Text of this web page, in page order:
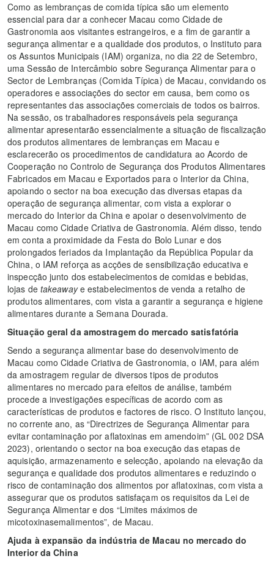
Como as lembranças de comida típica são um elemento
essencial para dar a conhecer Macau como Cidade de
Gastronomia aos visitantes estrangeiros, e a fim de garantir a
segurança alimentar e a qualidade dos produtos, o Instituto para
os Assuntos Municipais (IAM) organiza, no dia 22 de Setembro,
uma Sessão de Intercâmbio sobre Segurança Alimentar para o
Sector de Lembranças (Comida Típica) de Macau, convidando os
operadores e associações do sector em causa, bem como os
representantes das associações comerciais de todos os bairros.
Na sessão, os trabalhadores responsáveis pela segurança
alimentar apresentarão essencialmente a situação de fiscalização
dos produtos alimentares de lembranças em Macau e
esclarecerão os procedimentos de candidatura ao Acordo de
Cooperação no Controlo de Segurança dos Produtos Alimentares
Fabricados em Macau e Exportados para o Interior da China,
apoiando o sector na boa execução das diversas etapas da
operação de segurança alimentar, com vista a explorar o
mercado do Interior da China e apoiar o desenvolvimento de
Macau como Cidade Criativa de Gastronomia. Além disso, tendo
em conta a proximidade da Festa do Bolo Lunar e dos
prolongados feriados da Implantação da República Popular da
China, o IAM reforça as acções de sensibilização educativa e
inspecção junto dos estabelecimentos de comidas e bebidas,
lojas de takeawaye estabelecimentos de venda a retalho de
produtos alimentares, com vista a garantir a segurança e higiene
alimentares durante a Semana Dourada.
Situação geral da amostragem do mercado satisfatória
Sendo a segurança alimentar base do desenvolvimento de
Macau como Cidade Criativa de Gastronomia, o IAM, para além
da amostragem regular de diversos tipos de produtos
alimentares no mercado para efeitos de análise, também
procede a investigações específicas de acordo com as
características de produtos e factores de risco. O Instituto lançou,
no corrente ano, as “Directrizes de Segurança Alimentar para
evitar contaminação por aflatoxinas em amendoim” (GL 002 DSA
2023), orientando o sector na boa execução das etapas de
aquisição, armazenamento e selecção, apoiando na elevação da
segurança e qualidade dos produtos alimentares e reduzindo o
risco de contaminação dos alimentos por aflatoxinas, com vista a
assegurar que os produtos satisfaçam os requisitos da Lei de
Segurança Alimentar e dos “Limites máximos de
micotoxinasemalimentos”, de Macau.
Ajuda à expansão da indústria de Macau no mercado do
Interior da China